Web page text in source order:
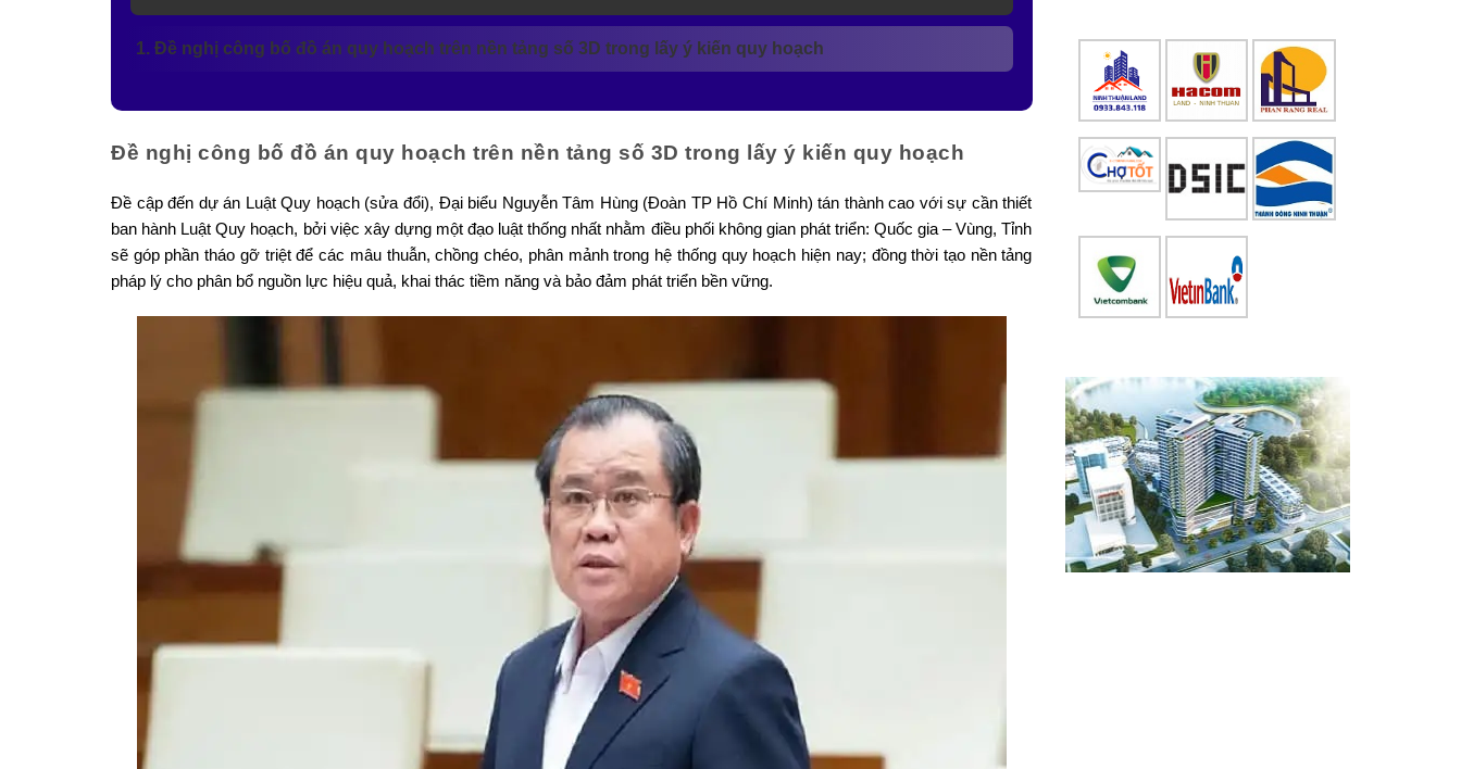
1. Đề nghị công bố đồ án quy hoạch trên nền tảng số 3D trong lấy ý kiến quy hoạch
Đề nghị công bố đồ án quy hoạch trên nền tảng số 3D trong lấy ý kiến quy hoạch
Đề cập đến dự án Luật Quy hoạch (sửa đổi), Đại biểu Nguyễn Tâm Hùng (Đoàn TP Hồ Chí Minh) tán thành cao với sự cần thiết
ban hành Luật Quy hoạch, bởi việc xây dựng một đạo luật thống nhất nhằm điều phối không gian phát triển: Quốc gia – Vùng, Tỉnh
sẽ góp phần tháo gỡ triệt để các mâu thuẫn, chồng chéo, phân mảnh trong hệ thống quy hoạch hiện nay; đồng thời tạo nền tảng
pháp lý cho phân bổ nguồn lực hiệu quả, khai thác tiềm năng và bảo đảm phát triển bền vững.